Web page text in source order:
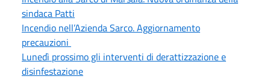
sindaca Patti
Incendio nell’Azienda Sarco. Aggiornamento
precauzioni
Lunedì prossimo gli interventi di derattizzazione e
disinfestazione